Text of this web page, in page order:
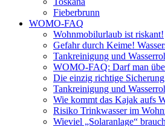
Fieberbrunn
WOMO-FAQ
Wohnmobilurlaub ist riskant!
Gefahr durch Keime!
Tankreinigung und
WOMO-FAQ: Darf man
Die einzig richtige
Tankreinigung und
Wie kommt das Kajak aufs
Risiko Trinkwasser im
Wieviel „Solaranlage“